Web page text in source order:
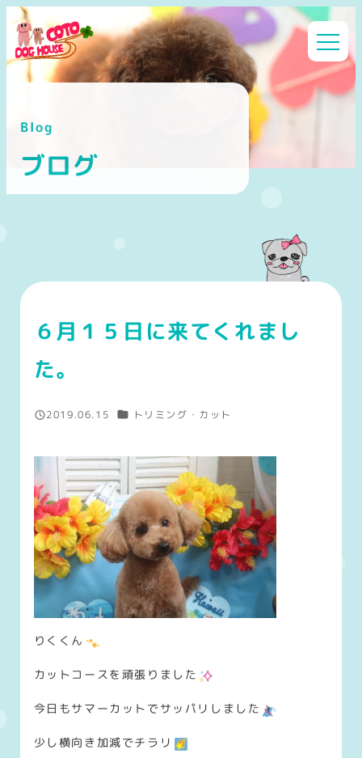
メ
イ
ン
へ
Blog
ブログ
６月１５日に来てくれまし
た。
投稿日
2019.06.15 カテゴリー
トリミング・カット
りくくん
カットコースを頑張りました
今日もサマーカットでサッパリしました
少し横向き加減でチラリ